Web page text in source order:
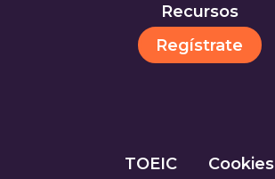
Recursos
Regístrate
TOEIC Cookies